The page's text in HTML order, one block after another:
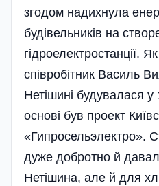
згодом надихнула
будівельників на
гідроелектростанції.
співробітник Василь
Нетішині будувалася у
основі був проект
«Гипросельэлектро».
дуже добротно й
Нетішина, але й для